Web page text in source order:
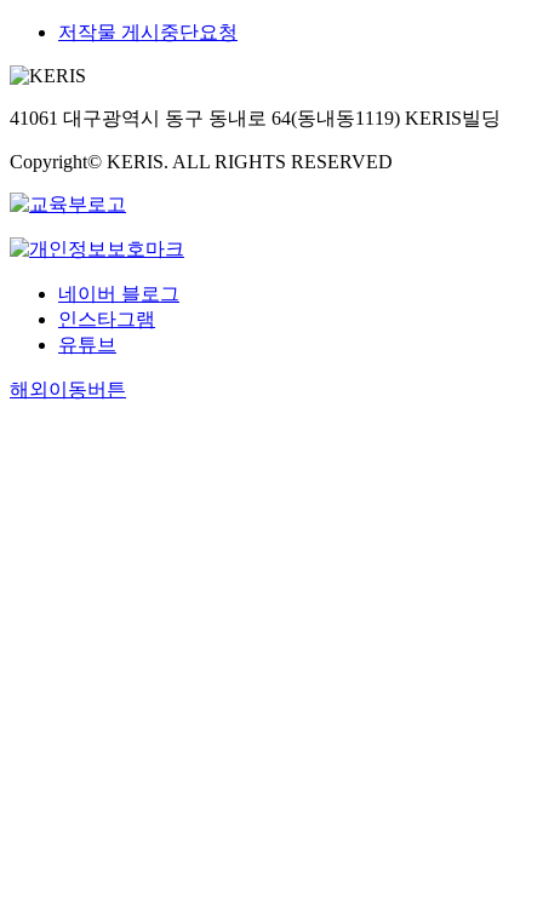
저작물 게시중단요청
41061 대구광역시 동구 동내로 64(동내동1119) KERIS빌딩
Copyright© KERIS. ALL RIGHTS RESERVED
네이버 블로그
인스타그램
유튜브
해외이동버튼